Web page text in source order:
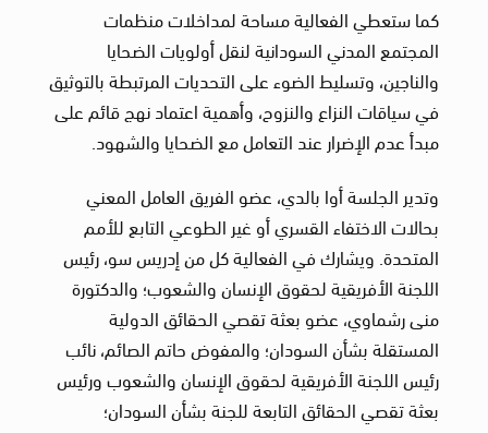
كما ستعطي الفعالية مساحة لمداخلات منظمات
المجتمع المدني السودانية لنقل أولويات الضحايا
والناجين، وتسليط الضوء على التحديات المرتبطة بالتوثيق
في سياقات النزاع والنزوح، وأهمية اعتماد نهج قائم على
مبدأ عدم الإضرار عند التعامل مع الضحايا والشهود.
وتدير الجلسة أوا بالدي، عضو الفريق العامل المعني
بحالات الاختفاء القسري أو غير الطوعي التابع للأمم
المتحدة. ويشارك في الفعالية كل من إدريس سو، رئيس
اللجنة الأفريقية لحقوق الإنسان والشعوب؛ والدكتورة
منى رشماوي، عضو بعثة تقصي الحقائق الدولية
المستقلة بشأن السودان؛ والمفوض حاتم الصائم، نائب
رئيس اللجنة الأفريقية لحقوق الإنسان والشعوب ورئيس
بعثة تقصي الحقائق التابعة للجنة بشأن السودان؛